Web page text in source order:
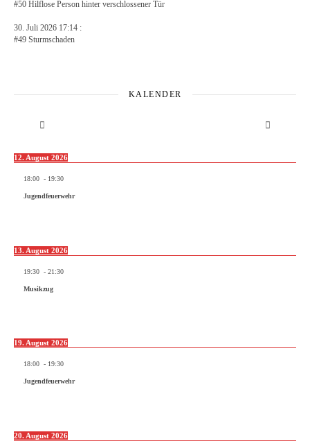
#50 Hilflose Person hinter verschlossener Tür
30. Juli 2026 17:14 :
#49 Sturmschaden
KALENDER
12. August 2026
18:00 - 19:30
Jugendfeuerwehr
13. August 2026
19:30 - 21:30
Musikzug
19. August 2026
18:00 - 19:30
Jugendfeuerwehr
20. August 2026